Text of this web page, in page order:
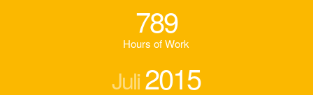
789
Hours of Work
Juli2015